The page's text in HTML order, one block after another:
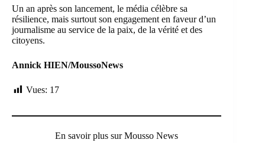
Un an après son lancement, le média célèbre sa
résilience, mais surtout son engagement en faveur d’un
journalisme au service de la paix, de la vérité et des
citoyens.
Annick HIEN/MoussoNews
Vues: 17
En savoir plus sur Mousso News